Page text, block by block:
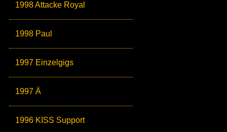
1998 Attacke Royal
1998 Paul
1997 Einzelgigs
1997 Ä
1996 KISS Support